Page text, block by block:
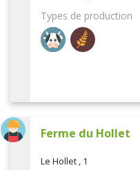
Types de production
Ferme du Hollet
Le Hollet , 1